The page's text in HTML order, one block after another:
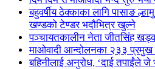
बहुवर्षीय ठेक्काका लागि पासाङ
खण्डको टेण्डर भदौभित्र खुल्ने
पञ्चायतकालीन नेता जीतसिंह
माओवादी आन्दोलनका २३३ प्रमुख
बहिनीलाई अनुरोध, ‘दाई तपाईंले जे